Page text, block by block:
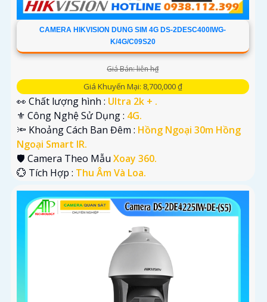
CAMERA HIKVISION DUNG SIM 4G DS-2DESC400IWG-
K/4G/C09S20
Giá Bán: liên h₫
Giá Khuyến Mại: 8,700,000 ₫
👀 Chất lượng hình : Ultra 2k + .
⚜️ Công Nghệ Sử Dụng : 4G.
🔦 Khoảng Cách Ban Đêm : Hồng Ngoại 30m Hồng
Ngoại Smart IR.
🛡 Camera Theo Mẫu Xoay 360.
️💮 Tích Hợp : Thu Âm Và Loa.